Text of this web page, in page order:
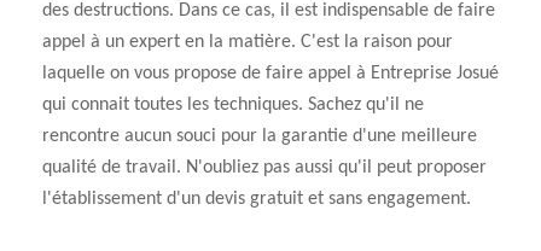
des destructions. Dans ce cas, il est indispensable de faire
appel à un expert en la matière. C'est la raison pour
laquelle on vous propose de faire appel à Entreprise Josué
qui connait toutes les techniques. Sachez qu'il ne
rencontre aucun souci pour la garantie d'une meilleure
qualité de travail. N'oubliez pas aussi qu'il peut proposer
l'établissement d'un devis gratuit et sans engagement.